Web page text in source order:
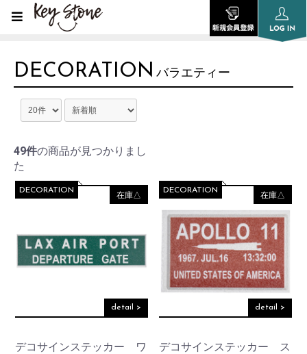
DECORATION バラエティー
49件の商品が見つかりまし
た
在庫△
detail >
デコサインステッカー ワ
DECORATION 在庫△
detail >
デコサインステッカー ス
DECORATION